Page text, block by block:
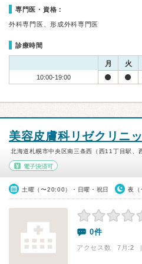
専門医・資格：
外科専門医、形成外科専門医
診療時間
月 火
10:00-19:00
美容皮膚科リゼクリニ
北海道札幌市中央区南三条西（西11丁目駅、
電子決済可
土曜（〜20:00）・日曜・祝日 夜（
0件
アクセス数 7月:2 |